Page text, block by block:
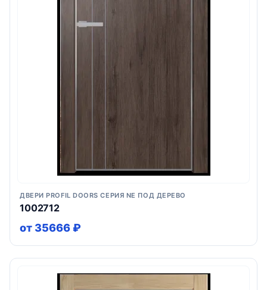
ДВЕРИ PROFIL DOORS СЕРИЯ NE ПОД ДЕРЕВО
1002712
от 35666 ₽